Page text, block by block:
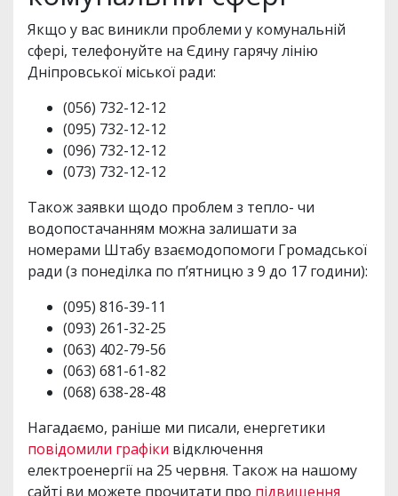
Якщо у вас виникли проблеми у комунальній
сфері, телефонуйте на Єдину гарячу лінію
Дніпровської міської ради:
(056) 732-12-12
(095) 732-12-12
(096) 732-12-12
(073) 732-12-12
Також заявки щодо проблем з тепло- чи
водопостачанням можна залишати за
номерами Штабу взаємодопомоги Громадської
ради (з понеділка по п’ятницю з 9 до 17 години):
(095) 816-39-11
(093) 261-32-25
(063) 402-79-56
(063) 681-61-82
(068) 638-28-48
Нагадаємо, раніше ми писали, енергетики
повідомили графіки відключення
електроенергії на 25 червня. Також на нашому
сайті ви можете прочитати про підвищення